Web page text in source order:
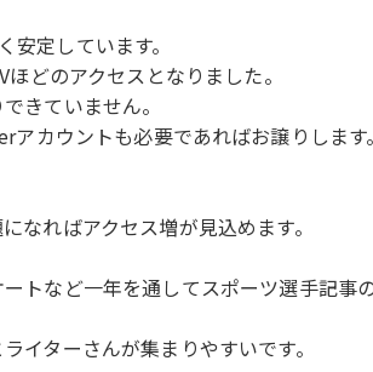
定しています。
どのアクセスとなりました。
きていません。
カウントも必要であればお譲りします。
なればアクセス増が見込めます。
など一年を通してスポーツ選手記事
イターさんが集まりやすいです。